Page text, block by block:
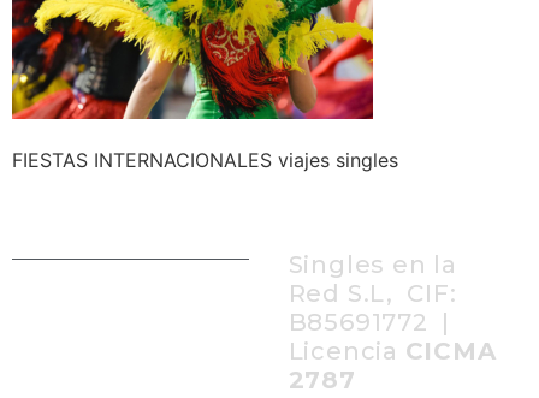
FIESTAS INTERNACIONALES viajes singles
Singles en la
Red S.L, CIF:
B85691772 |
Licencia CICMA
2787